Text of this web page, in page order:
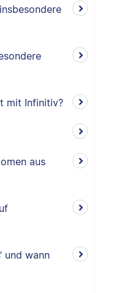
mit Infinitiv?
aus
und wann